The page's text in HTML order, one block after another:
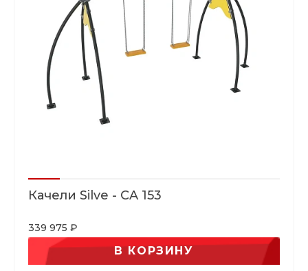
Качели Silve - CA 153
339 975 ₽
В КОРЗИНУ